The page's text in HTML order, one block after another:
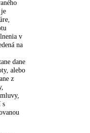
v
na
dane
alebo
z
s